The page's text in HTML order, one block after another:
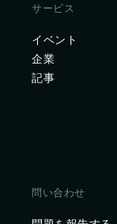
サービス
イベント
企業
記事
問い合わせ